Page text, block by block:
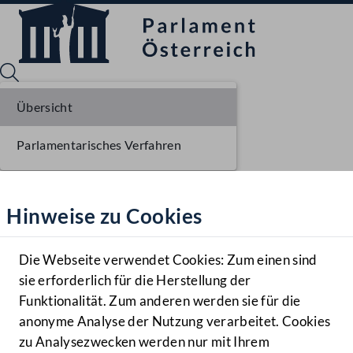
Hilfe
Benutzer
Navigationsmenü öffnen
MENÜ
Hinweise zu Cookies
Die Webseite verwendet Cookies: Zum einen sind
sie erforderlich für die Herstellung der
Funktionalität. Zum anderen werden sie für die
anonyme Analyse der Nutzung verarbeitet. Cookies
zu Analysezwecken werden nur mit Ihrem
Übersicht
Parlamentarisches Verfahren